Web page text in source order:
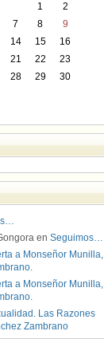
1
2
7 8
9
14 15
16
21 22
23
28 29
30
en Seguimos…
a Monseñor Munilla,
a Monseñor Munilla,
Las Razones
Zambrano